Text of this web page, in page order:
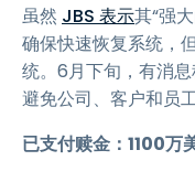
虽然 JBS 表示其“强
确保快速恢复系统，
统。6月下旬，有消
避免公司、客户和员
已支付赎金：1100万